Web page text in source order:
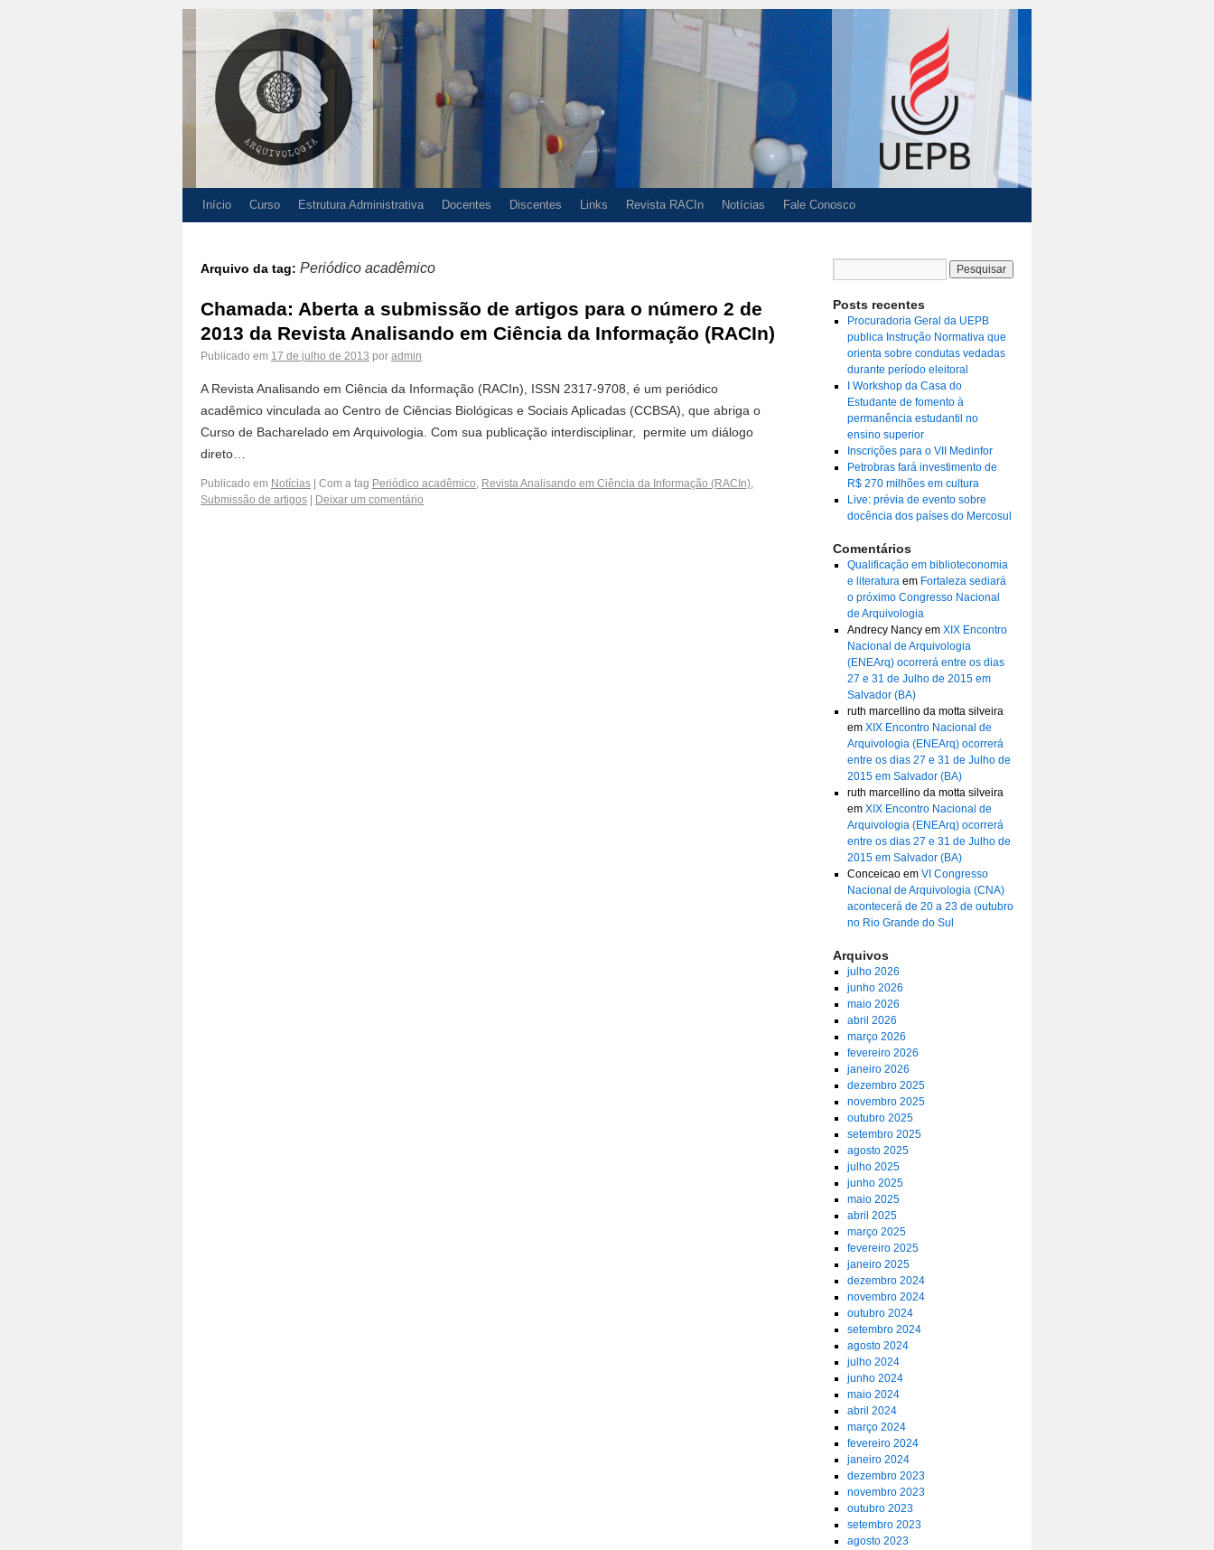
Início Curso Estrutura Administrativa Docentes Discentes Links Revista RACIn Notícias Fale Conosco
Arquivo da tag: Periódico acadêmico
Chamada: Aberta a submissão de artigos para o número 2 de
2013 da Revista Analisando em Ciência da Informação (RACIn)
Publicado em 17 de julho de 2013 por admin
A Revista Analisando em Ciência da Informação (RACIn), ISSN 2317-9708, é um periódico
acadêmico vinculada ao Centro de Ciências Biológicas e Sociais Aplicadas (CCBSA), que abriga o
Curso de Bacharelado em Arquivologia. Com sua publicação interdisciplinar, permite um diálogo
direto…
Publicado em Notícias Com a tag Periódico acadêmico, Revista Analisando em Ciência da Informação (RACIn),
Submissão de artigos
Deixar um comentário
Posts recentes
Procuradoria Geral da UEPB
publica Instrução Normativa que
orienta sobre condutas vedadas
durante período eleitoral
I Workshop da Casa do
Estudante de fomento à
permanência estudantil no
ensino superior
Inscrições para o VII Medinfor
Petrobras fará investimento de
R$ 270 milhões em cultura
Live: prévia de evento sobre
docência dos países do Mercosul
Comentários
Qualificação em biblioteconomia
e literaturaem Fortaleza sediará
o próximo Congresso Nacional
de Arquivologia
Andrecy Nancyem XIX Encontro
Nacional de Arquivologia
(ENEArq) ocorrerá entre os dias
27 e 31 de Julho de 2015 em
Salvador (BA)
ruth marcellino da motta silveira
em XIX Encontro Nacional de
Arquivologia (ENEArq) ocorrerá
entre os dias 27 e 31 de Julho de
2015 em Salvador (BA)
ruth marcellino da motta silveira
em XIX Encontro Nacional de
Arquivologia (ENEArq) ocorrerá
entre os dias 27 e 31 de Julho de
2015 em Salvador (BA)
Conceicaoem VI Congresso
Nacional de Arquivologia (CNA)
acontecerá de 20 a 23 de outubro
no Rio Grande do Sul
Arquivos
julho 2026
junho 2026
maio 2026
abril 2026
março 2026
fevereiro 2026
janeiro 2026
dezembro 2025
novembro 2025
outubro 2025
setembro 2025
agosto 2025
julho 2025
junho 2025
maio 2025
abril 2025
março 2025
fevereiro 2025
janeiro 2025
dezembro 2024
novembro 2024
outubro 2024
setembro 2024
agosto 2024
julho 2024
junho 2024
maio 2024
abril 2024
março 2024
fevereiro 2024
janeiro 2024
dezembro 2023
novembro 2023
outubro 2023
setembro 2023
agosto 2023